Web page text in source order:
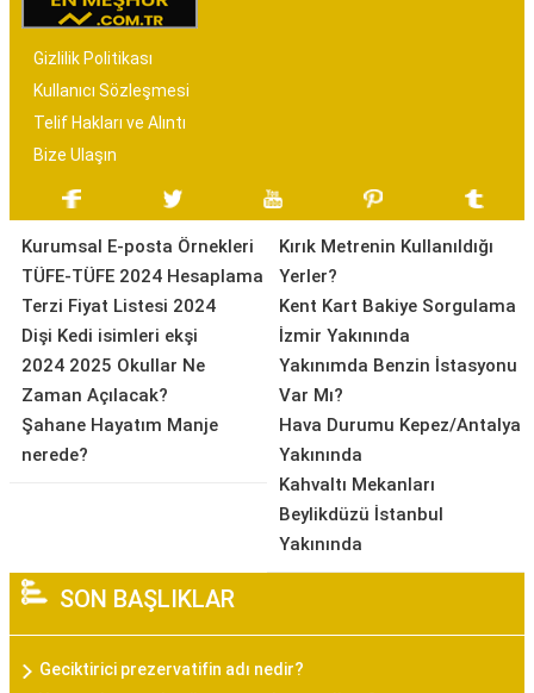
Gizlilik Politikası
Kullanıcı Sözleşmesi
Telif Hakları ve Alıntı
Bize Ulaşın
Kurumsal E-posta Örnekleri
TÜFE-TÜFE 2024 Hesaplama
Terzi Fiyat Listesi 2024
Dişi Kedi isimleri ekşi
2024 2025 Okullar Ne
Zaman Açılacak?
Şahane Hayatım Manje
nerede?
Kırık Metrenin Kullanıldığı
Yerler?
Kent Kart Bakiye Sorgulama
İzmir Yakınında
Yakınımda Benzin İstasyonu
Var Mı?
Hava Durumu Kepez/Antalya
Yakınında
Kahvaltı Mekanları
Beylikdüzü İstanbul
Yakınında
SON BAŞLIKLAR
Geciktirici prezervatifin adı nedir?